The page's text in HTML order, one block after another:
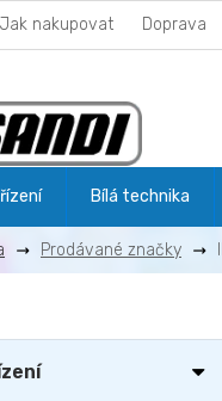
Jak nakupovat Doprava
Bílá technika
Prodávané značky